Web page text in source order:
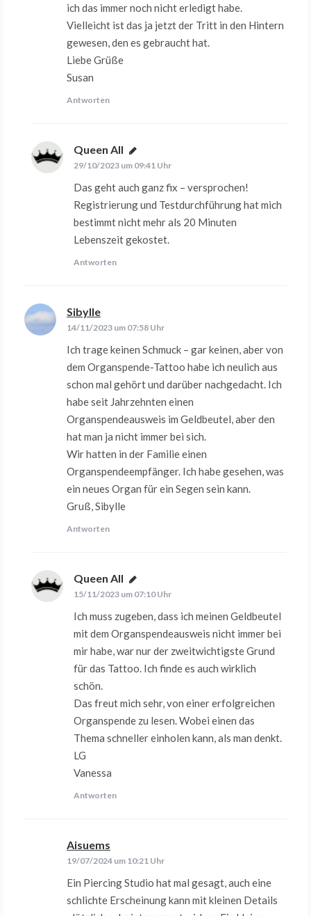
ich das immer noch nicht erledigt habe.
Vielleicht ist das ja jetzt der Tritt in den Hintern
gewesen, den es gebraucht hat.
Liebe Grüße
Susan
Antworten
Queen All sagt:
29/10/2023 um 09:41 Uhr
Das geht auch ganz fix – versprochen!
Registrierung und Testdurchführung hat mich
bestimmt nicht mehr als 20 Minuten
Lebenszeit gekostet.
Antworten
Sibylle
14/11/2023 um 07:58 Uhr
Ich trage keinen Schmuck – gar keinen, aber von
dem Organspende-Tattoo habe ich neulich aus
schon mal gehört und darüber nachgedacht. Ich
habe seit Jahrzehnten einen
Organspendeausweis im Geldbeutel, aber den
hat man ja nicht immer bei sich.
Wir hatten in der Familie einen
Organspendeempfänger. Ich habe gesehen, was
ein neues Organ für ein Segen sein kann.
Gruß, Sibylle
Antworten
Queen All sagt:
15/11/2023 um 07:10 Uhr
Ich muss zugeben, dass ich meinen Geldbeutel
mit dem Organspendeausweis nicht immer bei
mir habe, war nur der zweitwichtigste Grund
für das Tattoo. Ich finde es auch wirklich
schön.
Das freut mich sehr, von einer erfolgreichen
Organspende zu lesen. Wobei einen das
Thema schneller einholen kann, als man denkt.
LG
Vanessa
Antworten
Aisuems
19/07/2024 um 10:21 Uhr
Ein Piercing Studio hat mal gesagt, auch eine
schlichte Erscheinung kann mit kleinen Details